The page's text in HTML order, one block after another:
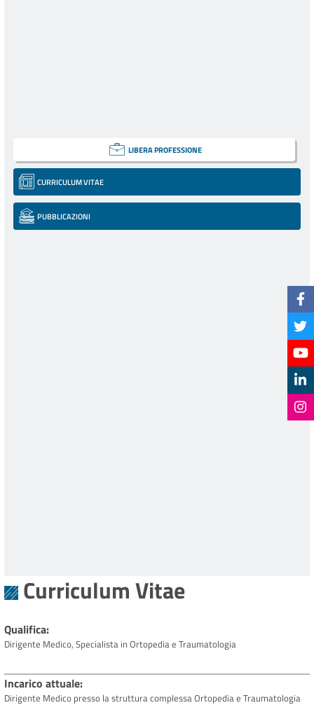
LIBERA PROFESSIONE
CURRICULUM VITAE
PUBBLICAZIONI
Curriculum Vitae
Qualifica
Dirigente Medico, Specialista in Ortopedia e Traumatologia
Incarico attuale
Dirigente Medico presso la struttura complessa Ortopedia e Traumatologia